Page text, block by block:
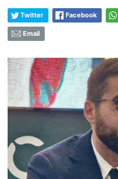
Twitter Facebook
Email